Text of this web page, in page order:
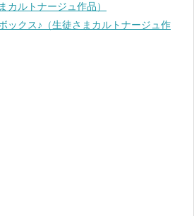
カルトナージュ作品）
ックス♪（生徒さまカルトナージュ作